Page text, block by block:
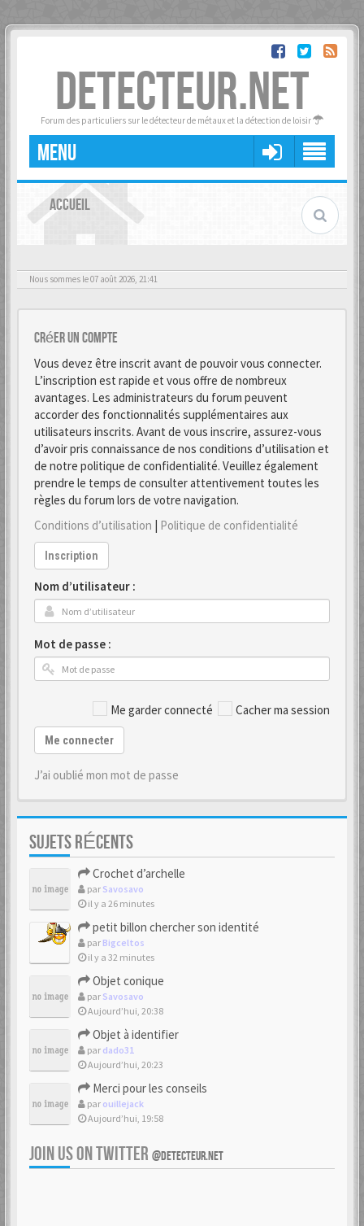
DETECTEUR.NET
Forum des particuliers sur le détecteur de métaux et la détection de loisir
MENU
ACCUEIL
Nous sommes le 07 août 2026, 21:41
Créer un Compte
Vous devez être inscrit avant de pouvoir vous connecter.
L’inscription est rapide et vous offre de nombreux
avantages. Les administrateurs du forum peuvent
accorder des fonctionnalités supplémentaires aux
utilisateurs inscrits. Avant de vous inscrire, assurez-vous
d’avoir pris connaissance de nos conditions d’utilisation et
de notre politique de confidentialité. Veuillez également
prendre le temps de consulter attentivement toutes les
règles du forum lors de votre navigation.
Conditions d’utilisation | Politique de confidentialité
Inscription
Nom d’utilisateur :
Mot de passe :
Me garder connecté Cacher ma session
Me connecter
J’ai oublié mon mot de passe
SUJETS RÉCENTS
Crochet d’archelle
par Savosavo
il y a 26 minutes
petit billon chercher son identité
par Bigceltos
il y a 32 minutes
Objet conique
par Savosavo
Aujourd’hui, 20:38
Objet à identifier
par dado31
Aujourd’hui, 20:23
Merci pour les conseils
par ouillejack
Aujourd’hui, 19:58
JOIN US ON TWITTER @DETECTEUR.NET